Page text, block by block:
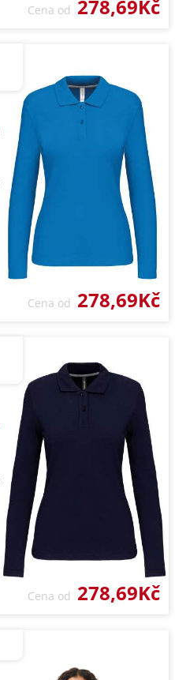
Cena od 278,69Kč
Cena od 278,69Kč
Cena od 278,69Kč